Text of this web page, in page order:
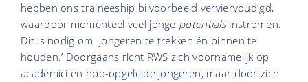
hebben ons traineeship bijvoorbeeld verviervoudigd,
waardoor momenteel veel jonge potentials instromen.
Dit is nodig om jongeren te trekken én binnen te
houden.’ Doorgaans richt RWS zich voornamelijk op
academici en hbo-opgeleide jongeren, maar door zich